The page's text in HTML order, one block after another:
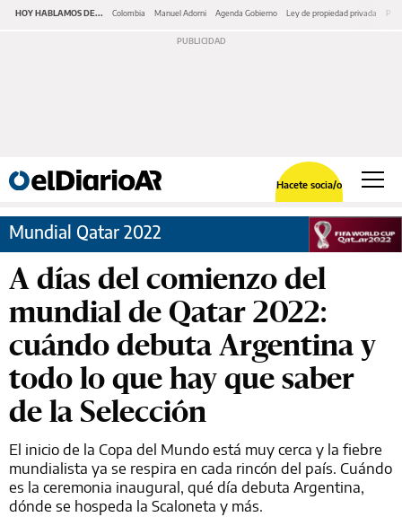
HOY HABLAMOS DE... Colombia Manuel Adorni Agenda Gobierno Ley de propiedad privada
Hacete socia/o
Mundial Qatar 2022
A días del comienzo del
mundial de Qatar 2022:
cuándo debuta Argentina y
todo lo que hay que saber
de la Selección
El inicio de la Copa del Mundo está muy cerca y la fiebre
mundialista ya se respira en cada rincón del país. Cuándo
es la ceremonia inaugural, qué día debuta Argentina,
dónde se hospeda la Scaloneta y más.